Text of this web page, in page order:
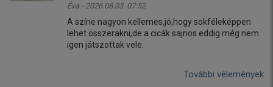
Éva - 2026.08.03. 07:52
A színe nagyon kellemes,jó,hogy sokféleképpen
lehet összerakni,de a cicák sajnos eddig még nem
igen játszottak vele.
További vélemények